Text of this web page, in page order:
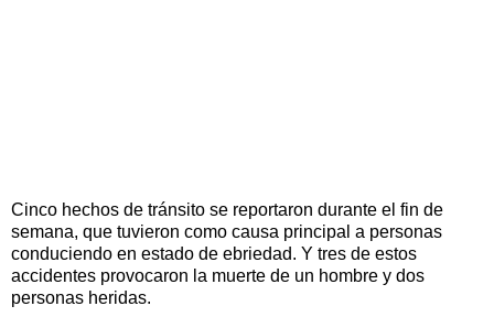
Cinco hechos de tránsito se reportaron durante el fin de
semana, que tuvieron como causa principal a personas
conduciendo en estado de ebriedad. Y tres de estos
accidentes provocaron la muerte de un hombre y dos
personas heridas.